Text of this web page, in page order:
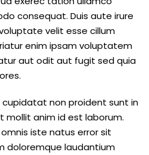
consequat. Duis aute irure
velit esse cillum
enim ipsam voluptatem
aut odit aut fugit sed quia
non proident sunt in
mollit anim id est laborum.
iste natus error sit
doloremque laudantium